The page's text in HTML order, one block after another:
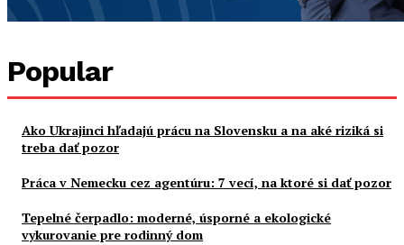
Popular
Ako Ukrajinci hľadajú prácu na Slovensku a na aké riziká si
treba dať pozor
Práca v Nemecku cez agentúru: 7 vecí, na ktoré si dať pozor
Tepelné čerpadlo: moderné, úsporné a ekologické
vykurovanie pre rodinný dom